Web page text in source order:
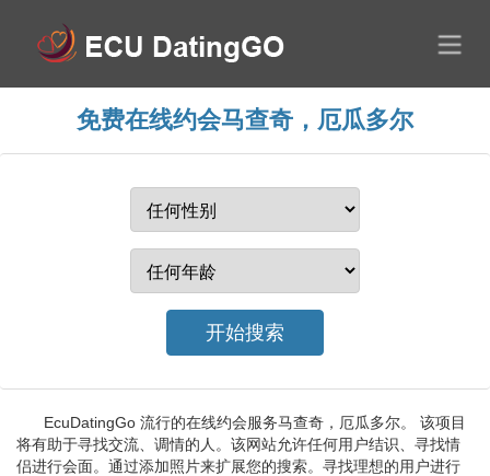
免费在线约会马查奇，厄瓜多尔
EcuDatingGo 流行的在线约会服务马查奇，厄瓜多尔。 该项目
将有助于寻找交流、调情的人。该网站允许任何用户结识、寻找情
侣进行会面。通过添加照片来扩展您的搜索。寻找理想的用户进行